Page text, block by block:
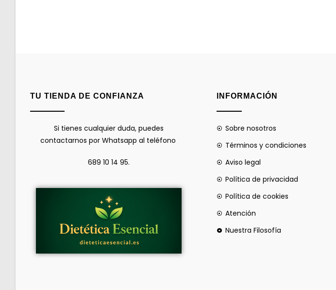
TU TIENDA DE CONFIANZA
Si tienes cualquier duda, puedes
contactarnos por Whatsapp al teléfono
689 10 14 95.
INFORMACIÓN
Sobre nosotros
Términos y condiciones
Aviso legal
Política de privacidad
Política de cookies
Atención
Nuestra Filosofía